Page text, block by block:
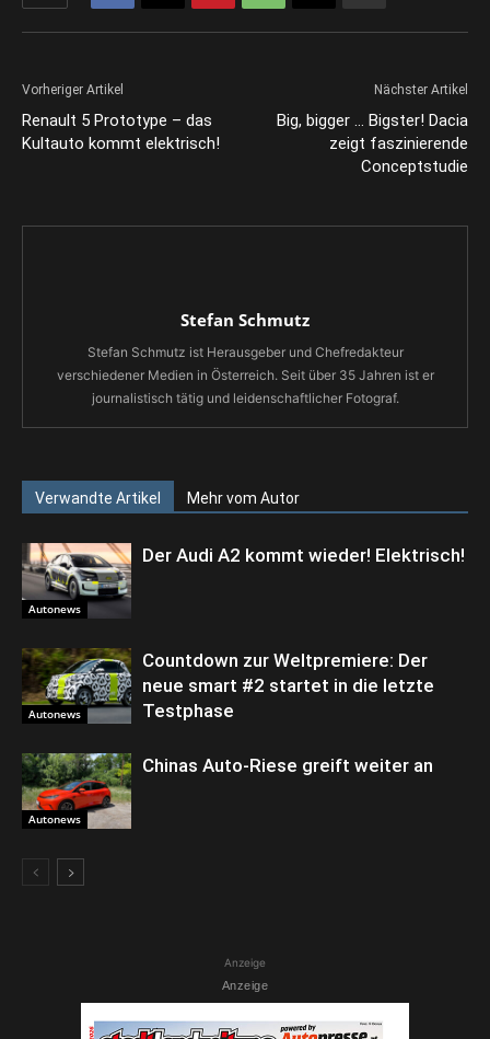
Vorheriger Artikel
Renault 5 Prototype – das
Kultauto kommt elektrisch!
Nächster Artikel
Big, bigger … Bigster! Dacia
zeigt faszinierende
Conceptstudie
Stefan Schmutz
Stefan Schmutz ist Herausgeber und Chefredakteur
verschiedener Medien in Österreich. Seit über 35 Jahren ist er
journalistisch tätig und leidenschaftlicher Fotograf.
Verwandte Artikel Mehr vom Autor
Autonews
Der Audi A2 kommt wieder! Elektrisch!
Autonews
Countdown zur Weltpremiere: Der
neue smart #2 startet in die letzte
Testphase
Autonews
Chinas Auto-Riese greift weiter an
Anzeige
Anzeige